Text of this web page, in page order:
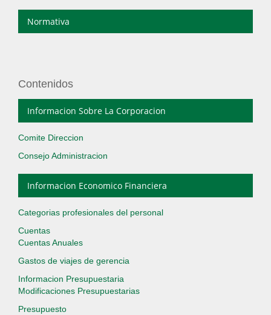
Normativa
Contenidos
Informacion Sobre La Corporacion
Comite Direccion
Consejo Administracion
Informacion Economico Financiera
Categorias profesionales del personal
Cuentas
Cuentas Anuales
Gastos de viajes de gerencia
Informacion Presupuestaria
Modificaciones Presupuestarias
Presupuesto